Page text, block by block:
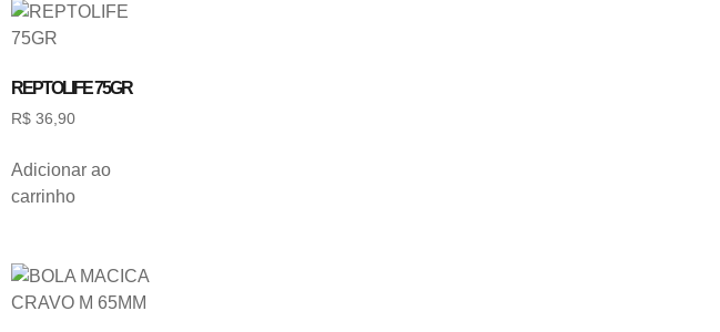
REPTOLIFE 75GR
R$ 36,90
Adicionar ao
carrinho